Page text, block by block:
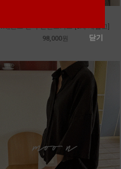
m_밴프 핀턱 린넨스커트 [3차 재입고]
98,000원
닫기